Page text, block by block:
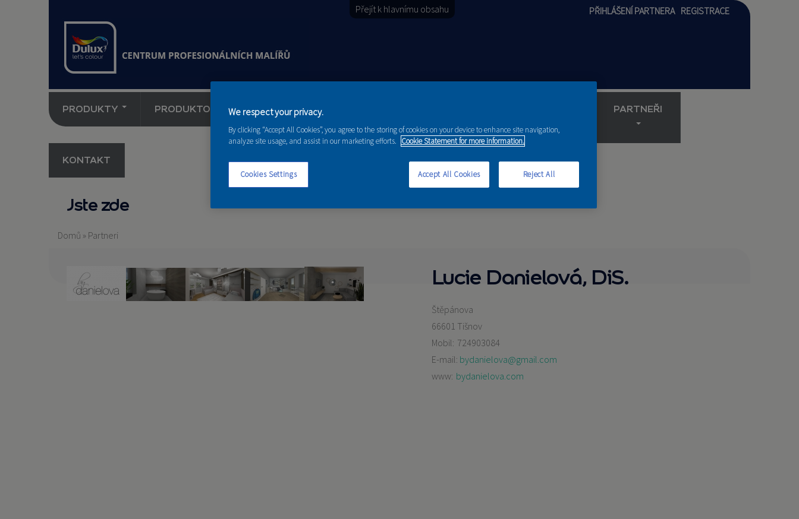
Přejít k hlavnímu obsahu PŘIHLÁŠENÍ PARTNERA REGISTRACE
PRODUKTY PRODUKTOVÉ NOVINKY PORADENSTVÍ PARTNEŘI
KONTAKT
Jste zde
Domů » Partneri
Lucie Danielová, DiS.
Štěpánova
66601 Tišnov
Mobil: 724903084
E-mail: bydanielova@gmail.com
www: bydanielova.com
We respect your privacy.
By clicking “Accept All Cookies”, you agree to the storing of cookies on your device to enhance site navigation,
analyze site usage, and assist in our marketing efforts. Cookie Statement for more information.
Cookies Settings Reject All
Accept All Cookies